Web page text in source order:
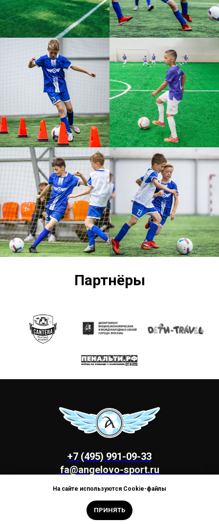
Партнёры
На сайте используются Cookie-файлы
ПРИНЯТЬ
+7 (495) 991-09-33
fa@angelovo-sport.ru